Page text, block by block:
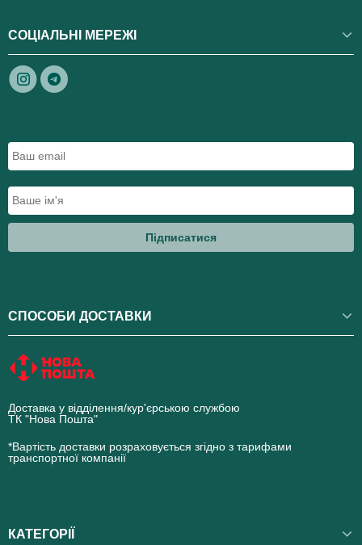
СОЦІАЛЬНІ МЕРЕЖІ
Підписатися
СПОСОБИ ДОСТАВКИ
Доставка у відділення/кур'єрською службою
ТК "Нова Пошта"
*Вартість доставки розраховується згідно з тарифами
транспортної компанії
КАТЕГОРІЇ